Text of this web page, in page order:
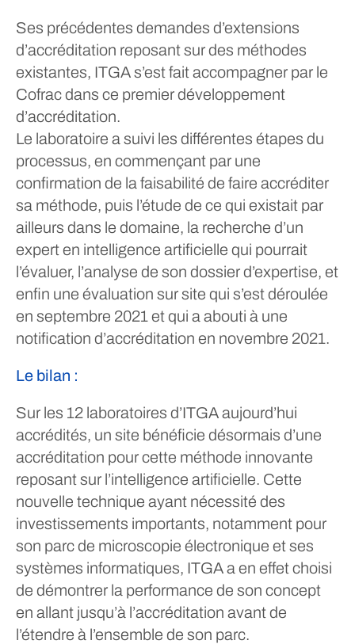
Ses précédentes demandes d’extensions
d’accréditation reposant sur des méthodes
existantes, ITGA s’est fait accompagner par le
Cofrac dans ce premier développement
d’accréditation.
Le laboratoire a suivi les différentes étapes du
processus, en commençant par une
confirmation de la faisabilité de faire accréditer
sa méthode, puis l’étude de ce qui existait par
ailleurs dans le domaine, la recherche d’un
expert en intelligence artificielle qui pourrait
l’évaluer, l’analyse de son dossier d’expertise, et
enfin une évaluation sur site qui s’est déroulée
en septembre 2021 et qui a abouti à une
notification d’accréditation en novembre 2021.
Le bilan :
Sur les 12 laboratoires d’ITGA aujourd’hui
accrédités, un site bénéficie désormais d’une
accréditation pour cette méthode innovante
reposant sur l’intelligence artificielle. Cette
nouvelle technique ayant nécessité des
investissements importants, notamment pour
son parc de microscopie électronique et ses
systèmes informatiques, ITGA a en effet choisi
de démontrer la performance de son concept
en allant jusqu’à l’accréditation avant de
l’étendre à l’ensemble de son parc.